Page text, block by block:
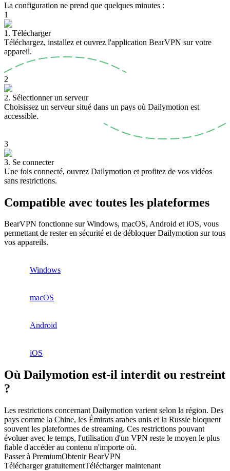
La configuration ne prend que quelques minutes :
1
1. Télécharger
Téléchargez, installez et ouvrez l'application BearVPN sur votre
appareil.
2
2. Sélectionner un serveur
Choisissez un serveur situé dans un pays où Dailymotion est
accessible.
3
3. Se connecter
Une fois connecté, ouvrez Dailymotion et profitez de vos vidéos
sans restrictions.
Compatible avec toutes les plateformes
BearVPN fonctionne sur Windows, macOS, Android et iOS, vous
permettant de rester en sécurité et de débloquer Dailymotion sur tous
vos appareils.
Windows
macOS
Android
iOS
Où Dailymotion est-il interdit ou restreint
?
Les restrictions concernant Dailymotion varient selon la région. Des
pays comme la Chine, les Émirats arabes unis et la Russie bloquent
souvent les plateformes de streaming. Ces restrictions pouvant
évoluer avec le temps, l'utilisation d'un VPN reste le moyen le plus
fiable d'accéder au contenu n'importe où.
Passer à PremiumObtenir BearVPN
Télécharger gratuitementTélécharger maintenant